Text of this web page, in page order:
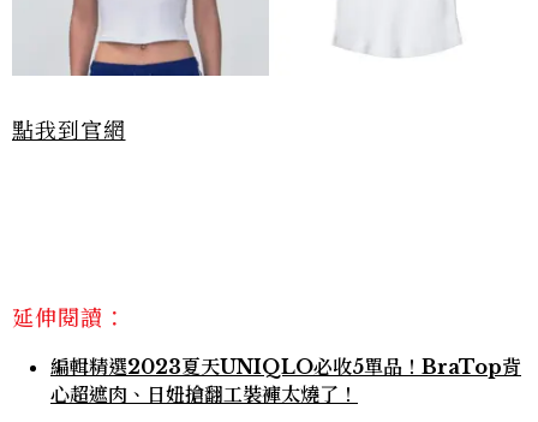
點我到官網
延伸閱讀：
編輯精選2023夏天UNIQLO必收5單品！BraTop背
心超遮肉、日妞搶翻工裝褲太燒了！